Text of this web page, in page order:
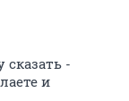
сказать -
и